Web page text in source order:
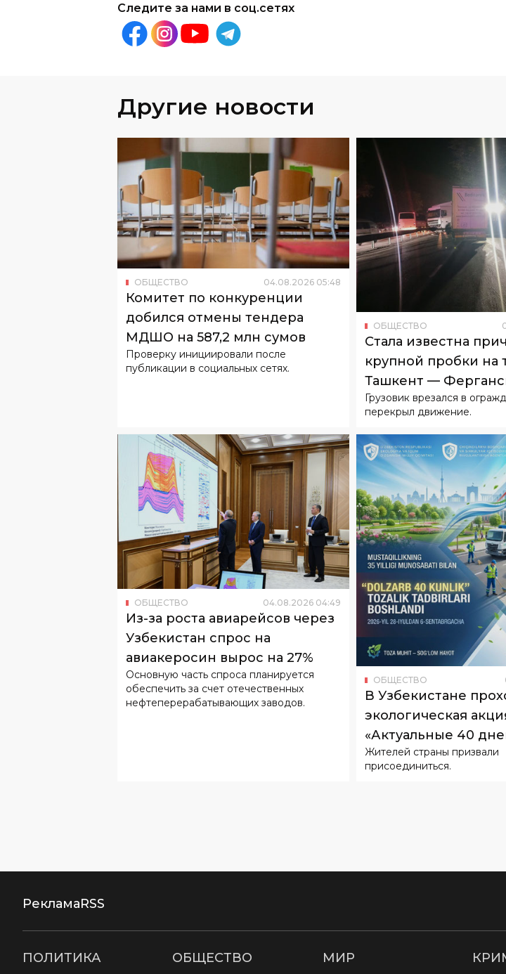
Следите за нами в соц.сетях
Другие новости
ОБЩЕСТВО 04.08.2026 05:48
Комитет по конкуренции
добился отмены тендера
МДШО на 587,2 млн сумов
Проверку инициировали после
публикации в социальных сетях.
ОБЩЕСТВО
Стала известна
крупной пробки на
Ташкент —
долина
Грузовик врезался в
перекрыл движение.
ОБЩЕСТВО 04.08.2026 04:49
Из-за роста авиарейсов через
Узбекистан спрос на
авиакеросин вырос на 27%
Основную часть спроса планируется
обеспечить за счет отечественных
нефтеперерабатывающих заводов.
ОБЩЕСТВО
В Узбекистане
экологическая
«Актуальные 40
Жителей страны призвали
присоединиться.
РекламаRSS
ПОЛИТИКА ОБЩЕСТВО МИР